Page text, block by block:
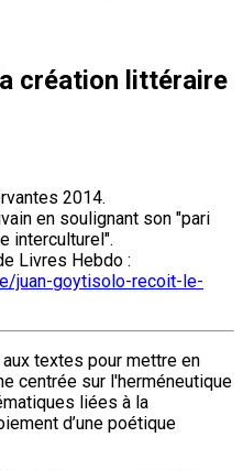
création littéraire
2014.
en soulignant son "pari
interculturel".
Livres Hebdo :
juan-goytisolo-recoit-le-
textes pour mettre en
centrée sur l'herméneutique
liées à la
d’une poétique